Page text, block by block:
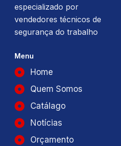
especializado por
vendedores técnicos de
segurança do trabalho
Menu
Home
Quem Somos
Catálago
Notícias
Orçamento